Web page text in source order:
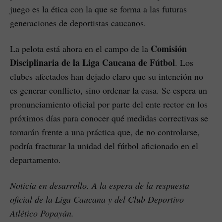
juego es la ética con la que se forma a las futuras
generaciones de deportistas caucanos.
La pelota está ahora en el campo de la Comisión
Disciplinaria de la Liga Caucana de Fútbol. Los
clubes afectados han dejado claro que su intención no
es generar conflicto, sino ordenar la casa. Se espera un
pronunciamiento oficial por parte del ente rector en los
próximos días para conocer qué medidas correctivas se
tomarán frente a una práctica que, de no controlarse,
podría fracturar la unidad del fútbol aficionado en el
departamento.
Noticia en desarrollo. A la espera de la respuesta
oficial de la Liga Caucana y del Club Deportivo
Atlético Popayán.